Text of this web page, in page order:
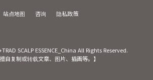
站点地图 咨询 隐私政策
SCALP ESSENCE_China All Rights Reserved.
擅自复制或转载文章、图片、插画等。】